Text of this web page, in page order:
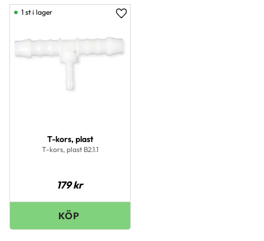
T-kors, plast
T-kors, plast B2.1.1
179kr
Lägg till i favoriter
1 st i lager